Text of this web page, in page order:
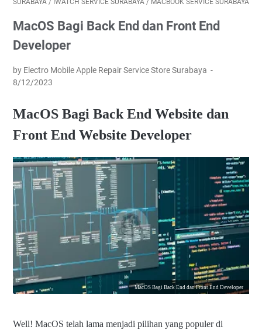
SURABAYA / IWATCH SERVICE SURABAYA / MACBOOK SERVICE SURABAYA
MacOS Bagi Back End dan Front End
Developer
by Electro Mobile Apple Repair Service Store Surabaya
8/12/2023
MacOS Bagi Back End Website dan
Front End Website Developer
MacOS Bagi Back End dan Front End Developer
Well! MacOS telah lama menjadi pilihan yang populer di